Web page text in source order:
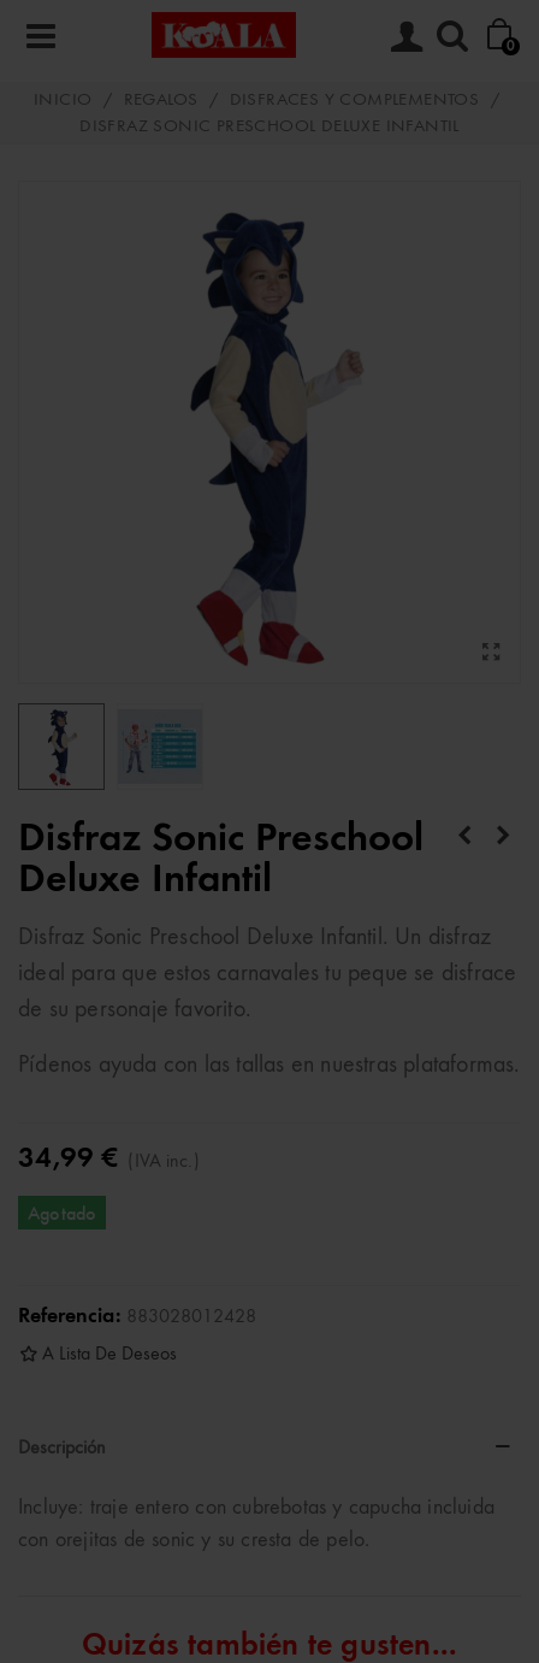
0
INICIO / REGALOS / DISFRACES Y COMPLEMENTOS
/
DISFRAZ SONIC PRESCHOOL DELUXE INFANTIL
Disfraz Sonic Preschool
Deluxe Infantil
Disfraz Sonic Preschool Deluxe Infantil. Un disfraz
ideal para que estos carnavales tu peque se disfrace
de su personaje favorito.
Pídenos ayuda con las tallas en nuestras plataformas.
34,99 € (IVA inc.)
Agotado
Referencia: 883028012428
A Lista De Deseos
Descripción
Incluye: traje entero con cubrebotas y capucha incluida
con orejitas de sonic y su cresta de pelo.
Quizás también te gusten...